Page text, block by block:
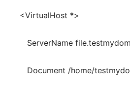
<VirtualHost *>
ServerName
Document /home/